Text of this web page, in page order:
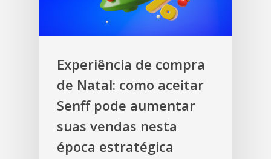
Experiência de compra
de Natal: como aceitar
Senff pode aumentar
suas vendas nesta
época estratégica